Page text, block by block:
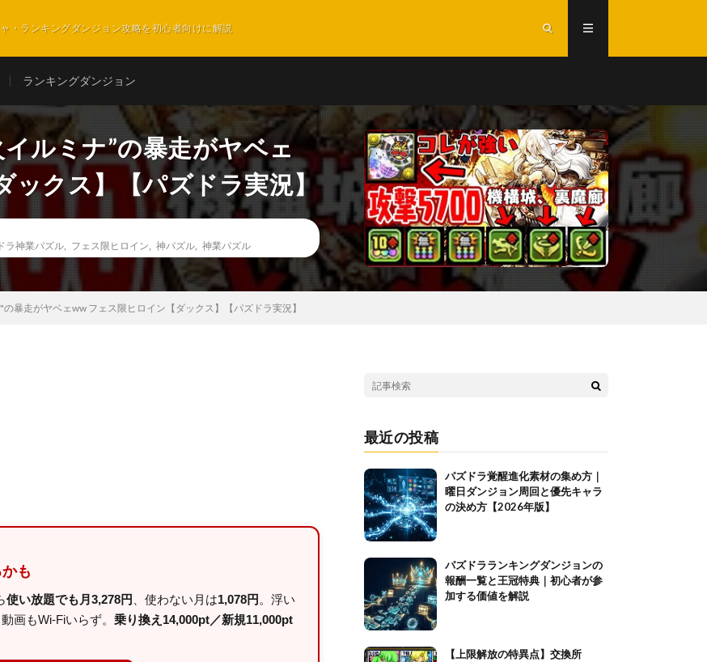
・ランキングダンジョン攻略を初心者向けに解説
ランキングダンジョン
ルミナ”の暴走がヤベェ
ックス】【パズドラ実況】
ラ神業パズル フェス限ヒロイン 神パズル 神業パズル
暴走がヤベェww フェス限ヒロイン【ダックス】【パズドラ実況】
も
使い放題でも月3,278円 、使わない月は1,078円 。浮い
画もWi-Fiいらず。 乗り換え14,000pt／新規11,000pt
最近の投稿
パズドラ覚醒進化素材の集め方｜
曜日ダンジョン周回と優先キャラ
の決め方【2026年版】
パズドラランキングダンジョンの
報酬一覧と王冠特典｜初心者が参
加する価値を解説
【上限解放の特異点】交換所